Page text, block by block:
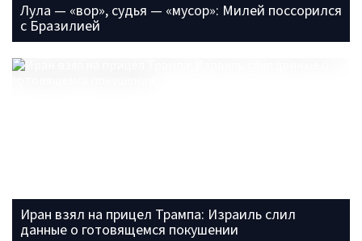
Лула — «вор», судья — «мусор»: Милей поссорился
с Бразилией
Иран взял на прицел Трампа: Израиль слил
данные о готовящемся покушении